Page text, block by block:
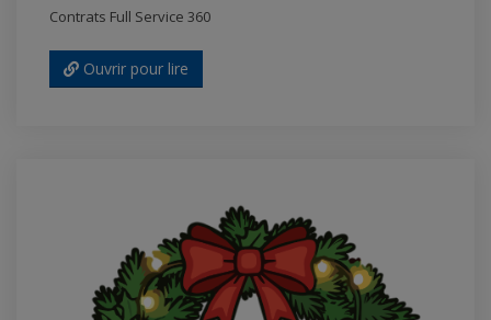
Contrats Full Service 360
Ouvrir pour lire